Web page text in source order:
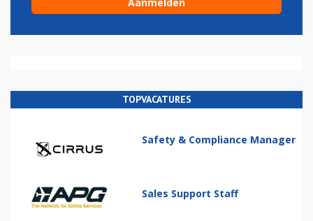
TOPVACATURES
Safety & Compliance Manager
Sales Support Staff